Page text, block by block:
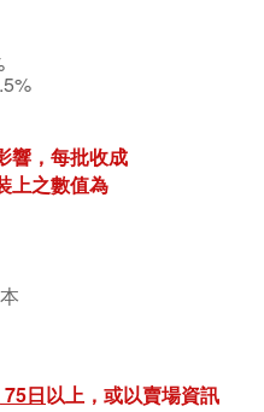
響，每批收成
上之數值為
75日以上，或以賣場資訊